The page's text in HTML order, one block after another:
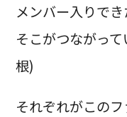
メンバー入りで
そこがつながっ
根)
それぞれがこの